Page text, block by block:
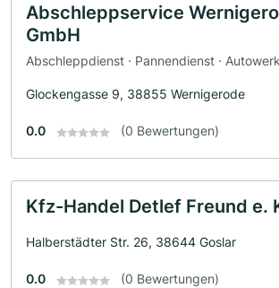
Abschleppservice
GmbH
Abschleppdienst · Pannendienst ·
Glockengasse 9, 38855 Wernigerode
0.0 (0 Bewertungen)
Kfz-Handel Detlef Freund e.
Halberstädter Str. 26, 38644 Goslar
0.0 (0 Bewertungen)